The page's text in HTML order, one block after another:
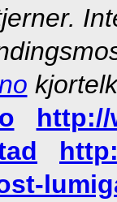
http://